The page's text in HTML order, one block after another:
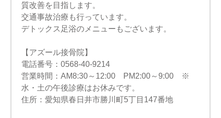
質改善を目指します。
交通事故治療も行っています。
デトックス足浴のメニューもございます。
【アズール接骨院】
電話番号：0568-40-9214
営業時間：AM8:30～12:00 PM2:00～9:00 ※
水・土の午後診療はお休みです。
住所：愛知県春日井市勝川町5丁目147番地